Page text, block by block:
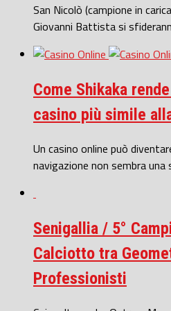
San Nicolò (campione in
Giovanni Battista si
Come Shikaka
casino più simile
Un casino online può
navigazione non sembra una
Senigallia / 5°
Calciotto tra
Professionisti